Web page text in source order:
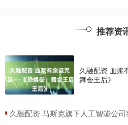
推荐资
久融配资 血
舞会王后》
久融配资 马斯克旗下人工智能公